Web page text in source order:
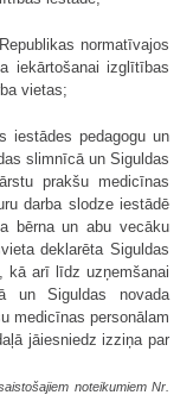
normatīvajos
iekārtošanai izglītības
vietas;
iestādes pedagogu un
slimnīcā un Siguldas
prakšu medicīnas
darba slodze iestādē
bērna un abu vecāku
deklarēta Siguldas
kā arī līdz uzņemšanai
un Siguldas novada
medicīnas personālam
jāiesniedz izziņa par
noteikumiem Nr.